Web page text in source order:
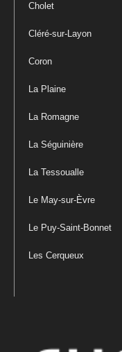
Cholet
Cléré-sur-Layon
Coron
La Plaine
La Romagne
La Séguinière
La Tessoualle
Le May-sur-Èvre
Le Puy-Saint-Bonnet
Les Cerqueux